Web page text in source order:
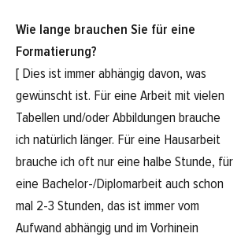
Wie lange brauchen Sie für eine
Formatierung?
[ Dies ist immer abhängig davon, was
gewünscht ist. Für eine Arbeit mit vielen
Tabellen und/oder Abbildungen brauche
ich natürlich länger. Für eine Hausarbeit
brauche ich oft nur eine halbe Stunde, für
eine Bachelor-/Diplomarbeit auch schon
mal 2-3 Stunden, das ist immer vom
Aufwand abhängig und im Vorhinein